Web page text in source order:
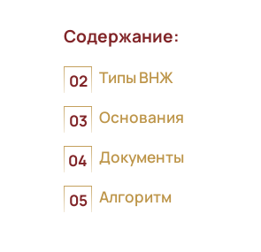
Содержание:
Типы ВНЖ
Основания
Документы
Алгоритм